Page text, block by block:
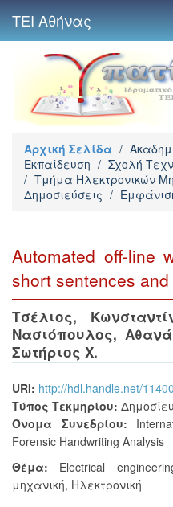
ΤΕΙ Αθήνας
Αρχική Σελίδα /
Εκπαίδευση / Σχολή
/ Τμήμα Ηλεκτρονικών
Δημοσιεύσεις /
Automated off-line
short sentences
Τσέλιος,
Νασιόπουλος,
Σωτήριος Χ.
URI: http://hdl.handle.net/
Τύπος Τεκμηρίου:
Όνομα Συνεδρίου:
Forensic Handwriting Analysis
Θέμα:
Electrical
μηχανική, Ηλεκτρονική